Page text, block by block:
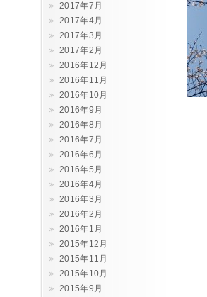
2017年7月
2017年4月
2017年3月
2017年2月
2016年12月
2016年11月
2016年10月
2016年9月
2016年8月
2016年7月
2016年6月
2016年5月
2016年4月
2016年3月
2016年2月
2016年1月
2015年12月
2015年11月
2015年10月
2015年9月